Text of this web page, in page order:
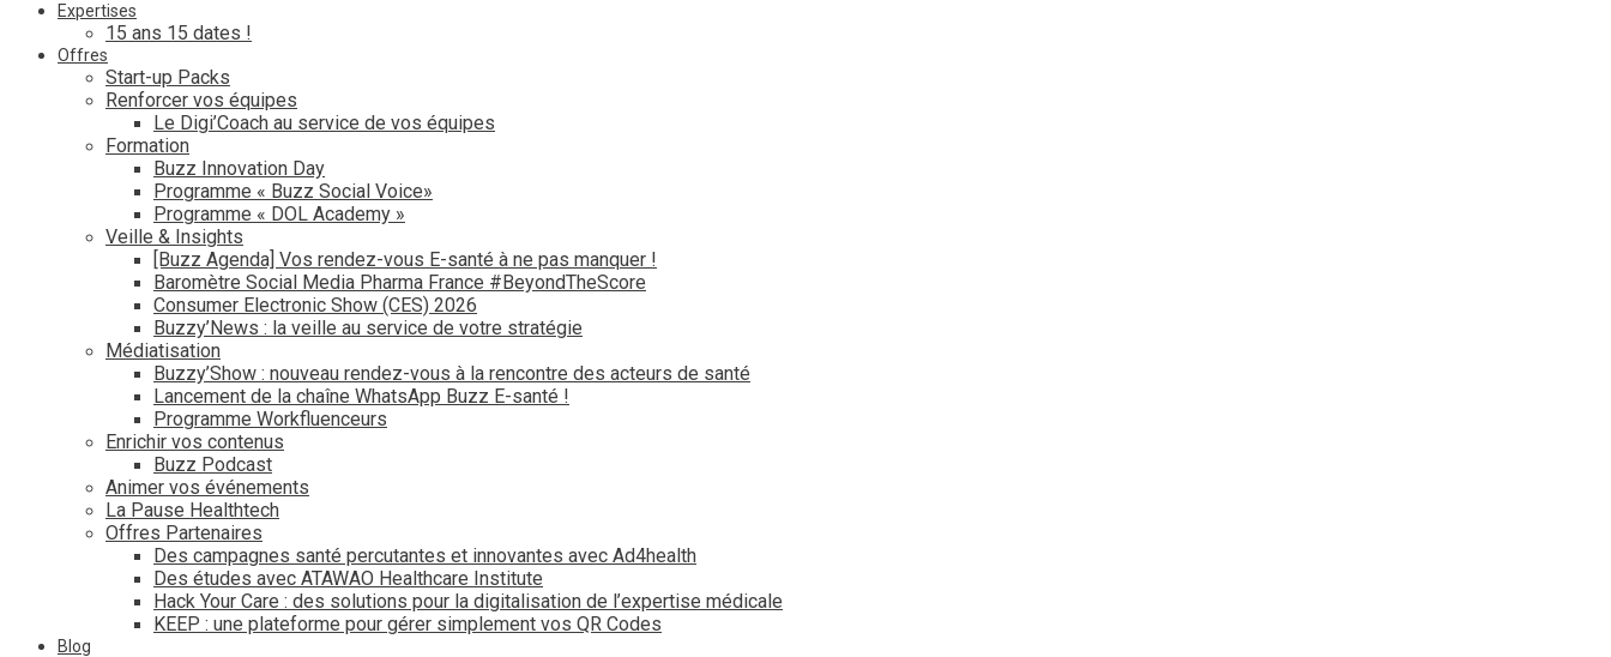
Expertises
15 ans 15 dates !
Offres
Start-up Packs
Renforcer vos équipes
Le Digi’Coach au service de vos équipes
Formation
Buzz Innovation Day
Programme « Buzz Social Voice»
Programme « DOL Academy »
Veille & Insights
[Buzz Agenda] Vos rendez-vous E-santé à ne pas manquer !
Baromètre Social Media Pharma France #BeyondTheScore
Consumer Electronic Show (CES) 2026
Buzzy’News : la veille au service de votre stratégie
Médiatisation
Buzzy’Show : nouveau rendez-vous à la rencontre des acteurs de santé
Lancement de la chaîne WhatsApp Buzz E-santé !
Programme Workfluenceurs
Enrichir vos contenus
Buzz Podcast
Animer vos événements
La Pause Healthtech
Offres Partenaires
Des campagnes santé percutantes et innovantes avec Ad4health
Des études avec ATAWAO Healthcare Institute
Hack Your Care : des solutions pour la digitalisation de l’expertise médicale
KEEP : une plateforme pour gérer simplement vos QR Codes
Blog